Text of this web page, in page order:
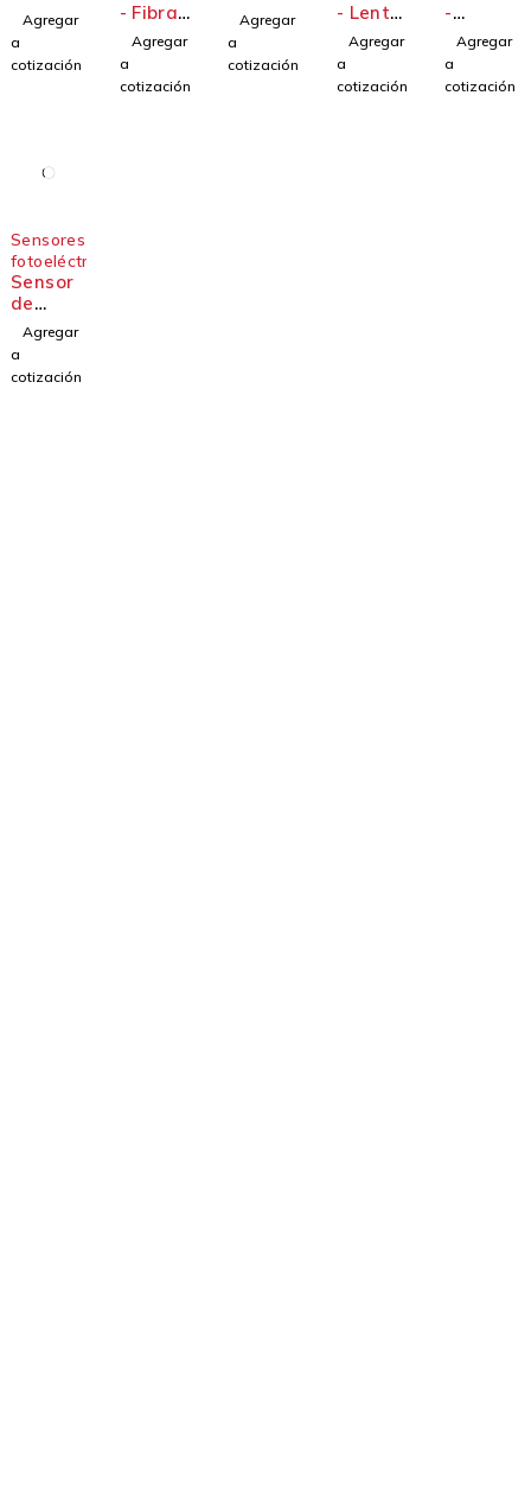
Sensor
fotoelé
ctrico
resisten
Serie
Q4X
Agregar
a
cotización
- Fibra
óptica
enfoca
da y de
rango
Agregar
a
cotización
Sensor
láser de
tiempo
de
Agregar
a
cotización
- Lentes
de fibra
Agregar
a
cotización
-
Cortina
de luz
de
medició
Agregar
a
cotización
Sensores
fotoeléctricos
Sensor
de
Plástico
Barril
de 18
Agregar
a
cotización